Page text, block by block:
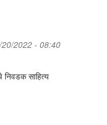
वाटते, परंतु ती
या बाबतीत साध्यासाध्या चुका
करणे हादेखील कन्व्हर्जन्स
करताना
2022 - 08:40
निवडक साहित्य